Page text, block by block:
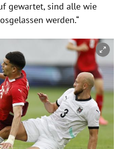
gewartet, sind alle wie
werden.“
schließen